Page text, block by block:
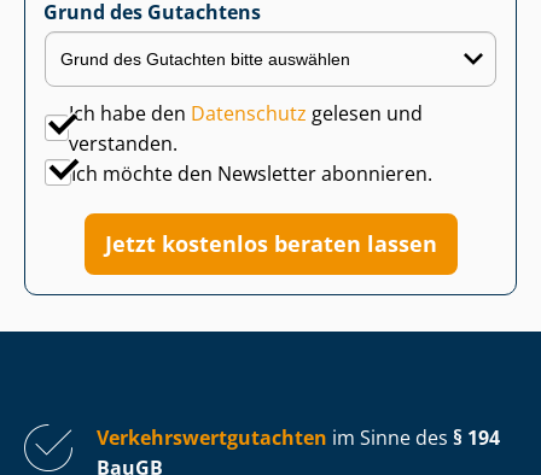
Grund des Gutachtens
Ich habe den Datenschutz gelesen und
verstanden.
Ich möchte den Newsletter abonnieren.
Jetzt kostenlos beraten lassen
Ver­kehrs­wert­gut­ach­ten im Sinne des § 194
BauGB